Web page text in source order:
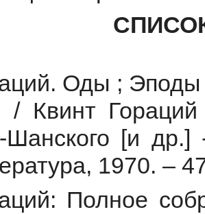
Оды ;
/ Квинт
Шанского [и др.]
1970. –
Полное